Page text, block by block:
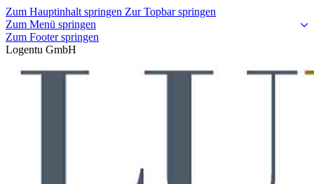
Zum Hauptinhalt springen Zur Topbar springen
Zum Menü springen
Zum Footer springen
Logentu GmbH